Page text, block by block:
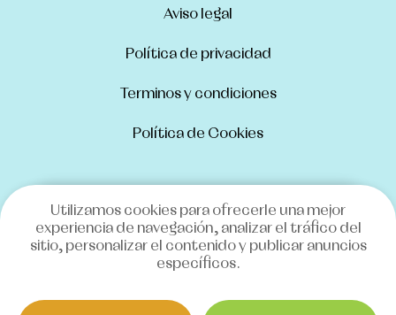
Utilizamos cookies para ofrecerle una mejor
experiencia de navegación, analizar el tráfico del
sitio, personalizar el contenido y publicar anuncios
específicos.
Aviso legal
Política de privacidad
Terminos y condiciones
Política de Cookies
INSCRIPCIONES
Copyright © 2026 / Fundación Ávila